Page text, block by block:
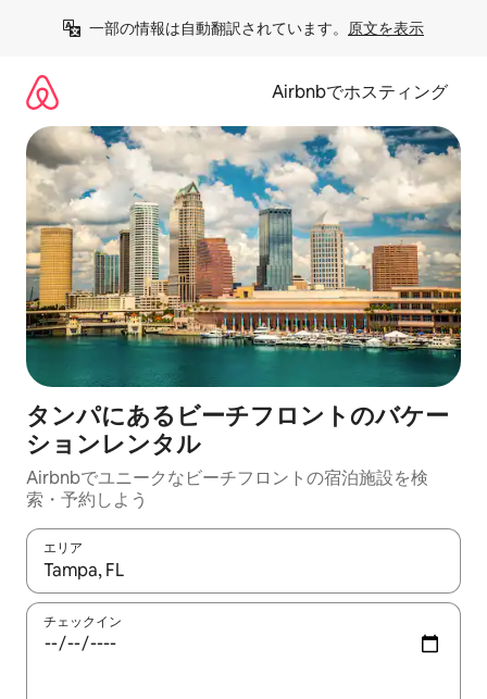
一部の情報は自動翻訳されています。 原文を表示
Airbnbでホスティング
タンパにあるビーチフロントのバケー
ションレンタル
Airbnbでユニークなビーチフロントの宿泊施設を検
索・予約しよう
エリア
検索結果が表示されたら、上下の矢印キーを使って移動するか
チェックイン